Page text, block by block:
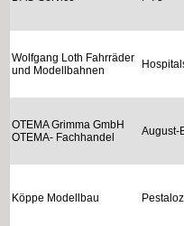
Wolfgang Loth Fahrräder
und Modellbahnen
OTEMA Grimma GmbH
OTEMA- Fachhandel
August-
Köppe Modellbau